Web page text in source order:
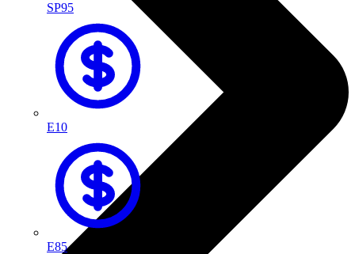
SP95
E10
E85